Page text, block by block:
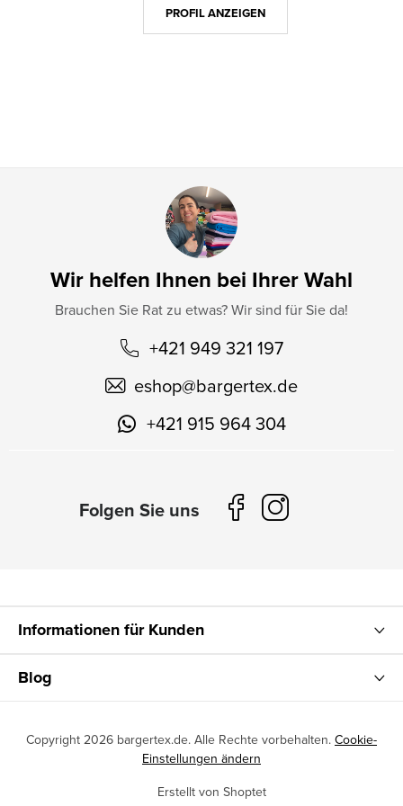
Wir helfen Ihnen bei Ihrer Wahl
Brauchen Sie Rat zu etwas? Wir sind für Sie da!
+421 949 321 197
eshop@bargertex.de
+421 915 964 304
PROFIL ANZEIGEN
Informationen für Kunden
Blog
Erstellt von Shoptet
Copyright 2026 bargertex.de. Alle Rechte vorbehalten. Cookie-
Einstellungen ändern